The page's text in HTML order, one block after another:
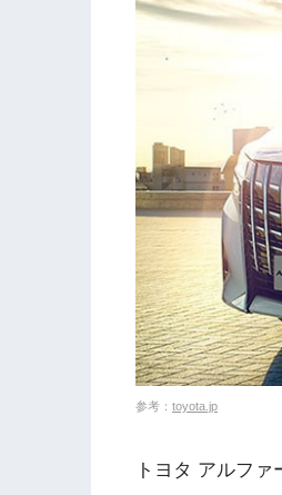
参考： toyota.jp
トヨタ アルフ